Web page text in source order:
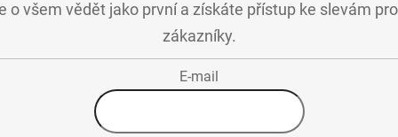
o všem vědět jako první a získáte přístup ke slevám
zákazníky.
E-mail